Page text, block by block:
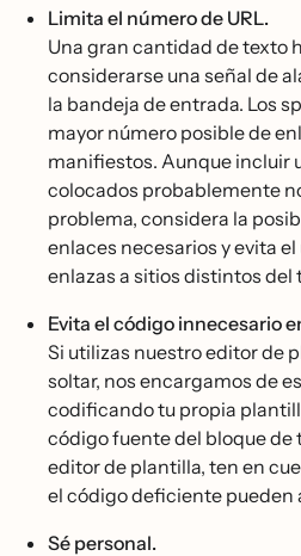
Limita el número de URL.
Una gran cantidad de texto
considerarse una señal de
la bandeja de entrada. Los
mayor número posible de
manifiestos. Aunque incluir
colocados probablemente
problema, considera la
enlaces necesarios y evita
enlazas a sitios distintos del
Evita el código innecesario
Si utilizas nuestro editor de
soltar, nos encargamos de
codificando tu propia
código fuente del bloque
editor de plantilla, ten en
el código deficiente pueden
Sé personal.